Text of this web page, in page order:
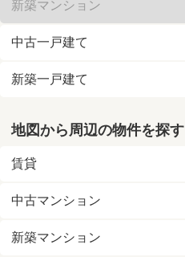
新築マンション
中古一戸建て
新築一戸建て
地図から周辺の物件を探す
賃貸
中古マンション
新築マンション